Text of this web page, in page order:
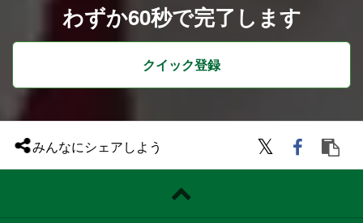
わずか60秒で完了します
クイック登録
みんなにシェアしよう